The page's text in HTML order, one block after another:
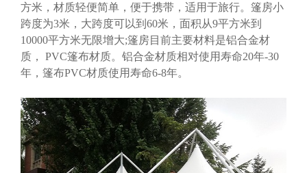
方米，材质轻便简单，便于携带，适用于旅行。篷房小
跨度为3米，大跨度可以到60米，面积从9平方米到
10000平方米无限增大;篷房目前主要材料是铝合金材
质， PVC篷布材质。铝合金材质相对使用寿命20年-30
年，篷布PVC材质使用寿命6-8年。